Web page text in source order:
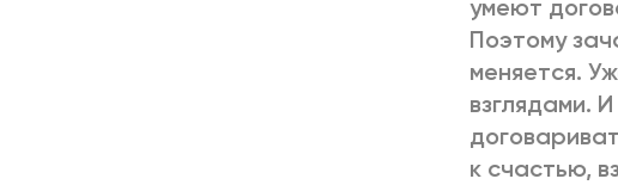
умеют
Поэтому
меняется.
взглядами.
к счастью,